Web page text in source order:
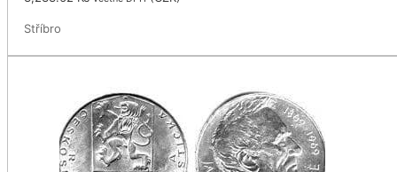
Stříbro